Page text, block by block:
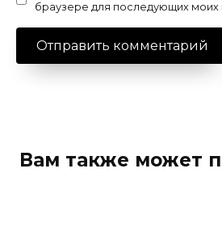
браузере для последующих
Вам также может